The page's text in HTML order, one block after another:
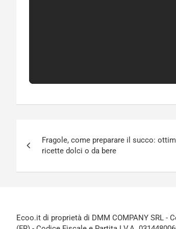
articoli
Fragole, come preparare il succo:
ricette dolci o da bere
Ecoo.it di proprietà di DMM COMPANY SRL -